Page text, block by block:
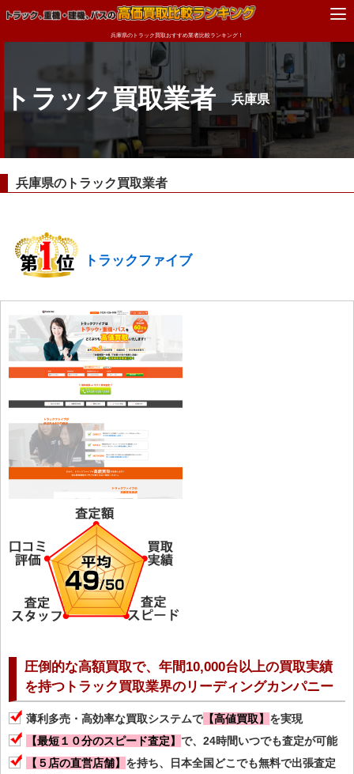
兵庫県のトラック買取おすすめ業者比較ランキング！
トラック買取業者 兵庫県
兵庫県のトラック買取業者
トラックファイブ
圧倒的な高額買取で、年間10,000台以上の買取実績
を持つトラック買取業界のリーディングカンパニー
薄利多売・高効率な買取システムで 【高値買取】 を実現
【最短１０分のスピード査定】 で、24時間いつでも査定が可能
【５店の直営店舗】 を持ち、日本全国どこでも無料で出張査定